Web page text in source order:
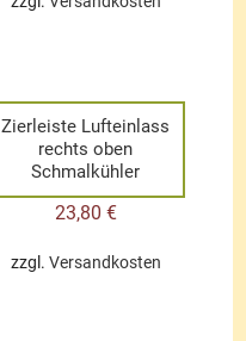
Zierleiste Lufteinlass
rechts oben
Schmalkühler
23,80 €
zzgl. Versandkosten